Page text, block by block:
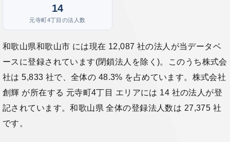
14
元寺町4丁目の法人数
和歌山県和歌山市 には現在 12,087 社の法人が当データベ
ースに登録されています(閉鎖法人を除く)。このうち株式会
社は 5,833 社で、全体の 48.3% を占めています。株式会社
創輝 が所在する 元寺町4丁目 エリアには 14 社の法人が登
記されています。和歌山県 全体の登録法人数は 27,375 社
です。